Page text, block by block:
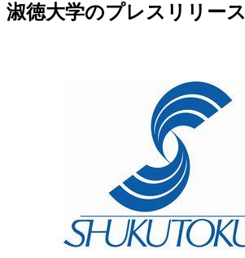
淑徳大学のプレスリリース